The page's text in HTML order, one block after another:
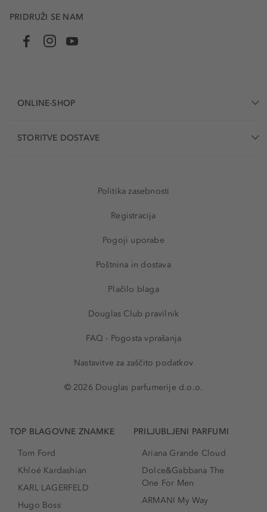
PRIDRUŽI SE NAM
ONLINE-SHOP
STORITVE DOSTAVE
Politika zasebnosti
Registracija
Pogoji uporabe
Poštnina in dostava
Plačilo blaga
Douglas Club pravilnik
FAQ - Pogosta vprašanja
Nastavitve za zaščito podatkov
© 2026 Douglas parfumerije d.o.o.
TOP BLAGOVNE ZNAMKE
Tom Ford
Khloé Kardashian
KARL LAGERFELD
Hugo Boss
PRILJUBLJENI PARFUMI
Ariana Grande Cloud
Dolce&Gabbana The
One For Men
ARMANI My Way